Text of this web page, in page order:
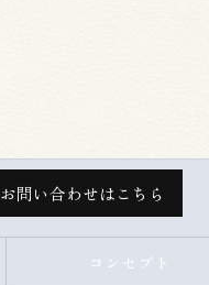
お問い合わせはこちら
コンセプト